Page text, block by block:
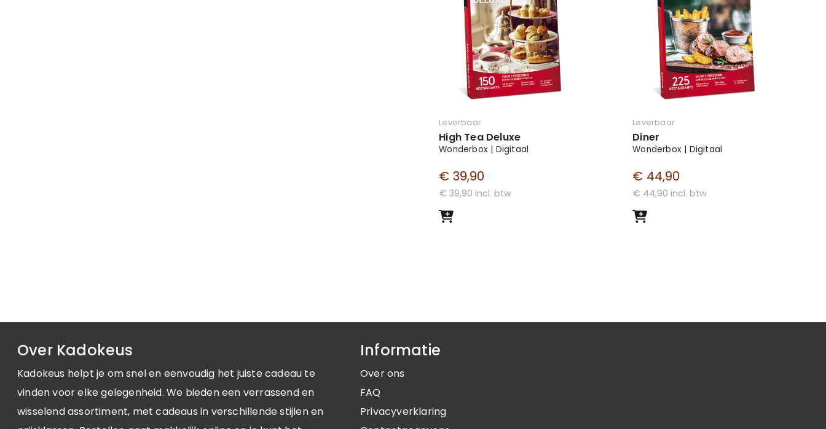
Leverbaar
High Tea Deluxe
Wonderbox | Digitaal
€ 39,90
€ 39,90 incl. btw
Leverbaar
Diner
Wonderbox | Digitaal
€ 44,90
€ 44,90 incl. btw
Over Kadokeus
Kadokeus helpt je om snel en eenvoudig het juiste cadeau te
vinden voor elke gelegenheid. We bieden een verrassend en
wisselend assortiment, met cadeaus in verschillende stijlen en
Informatie
Over ons
FAQ
Privacyverklaring